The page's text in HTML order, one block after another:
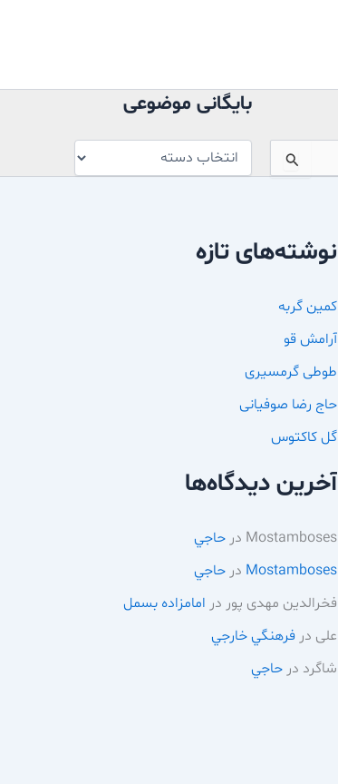
بایگانی موضوعی
نوشته‌های تازه
کمین گربه
آرامش قو
طوطی گرمسیری
حاج رضا صوفیانی
گل کاکتوس
آخرین دیدگاه‌ها
Mostamboses در حاجي
Mostamboses در حاجي
فخرالدین مهدی پور در امامزاده بسمل
علی در فرهنگي خارجي
شاگرد در حاجي